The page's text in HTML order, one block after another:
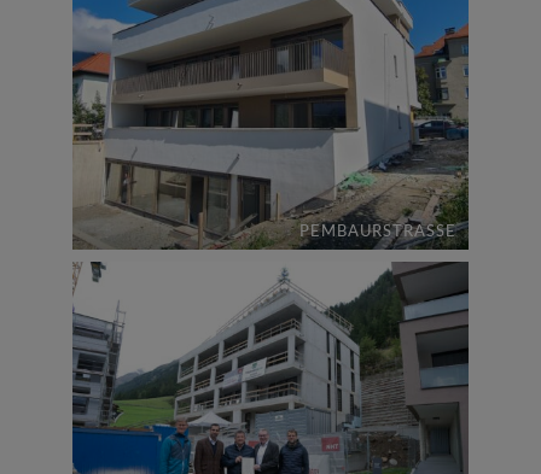
PEMBAURSTRASSE